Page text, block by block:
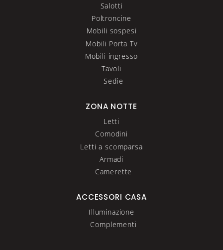
Salotti
Poltroncine
Mobili sospesi
Mobili Porta Tv
Mobili ingresso
Tavoli
Sedie
ZONA NOTTE
Letti
Comodini
Letti a scomparsa
Armadi
Camerette
ACCESSORI CASA
Illuminazione
Complementi